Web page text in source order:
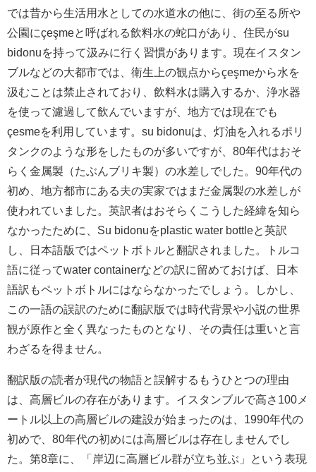
では昔から生活用水としての水道水の他に、街の至る所や
公園にçeşmeと呼ばれる飲料水の蛇口があり、住民がsu
bidonuを持って汲みに行く習慣があります。現在イスタン
ブルなどの大都市では、衛生上の観点からçeşmeから水を
汲むことは禁止されており、飲料水は購入するか、浄水器
を使って濾過して飲んでいますが、地方では現在でも
çesmeを利用しています。su bidonuは、灯油を入れるポリ
タンクのような形をしたものが多いですが、80年代はおそ
らく金属製（たぶんブリキ製）の水差しでした。90年代の
初め、地方都市にある夫の実家ではまだ金属製の水差しが
使われていました。英訳者はおそらくこうした経緯を知ら
なかったために、Su bidonuをplastic water bottleと英訳
し、日本語版ではペットボトルと翻訳されました。トルコ
語に従ってwater containerなどの訳に留めておけば、日本
語訳もペットボトルにはならなかったでしょう。しかし、
この一語の誤訳のために翻訳版では時代背景や小説の世界
観が原作と全く異なったものとなり、その責任は重いと言
わざるを得ません。
翻訳版の読者が現代の物語と誤解するもうひとつの理由
は、高層ビルの存在があります。イスタンブルで高さ100メ
ートル以上の高層ビルの建設が始まったのは、1990年代の
初めで、80年代の初めには高層ビルは存在しませんでし
た。第8章に、「岸辺に高層ビル群が立ち並ぶ」という表現